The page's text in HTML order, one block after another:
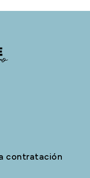
contratación